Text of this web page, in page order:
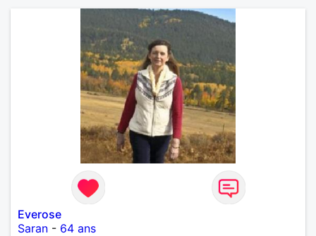
Everose
Saran - 64 ans